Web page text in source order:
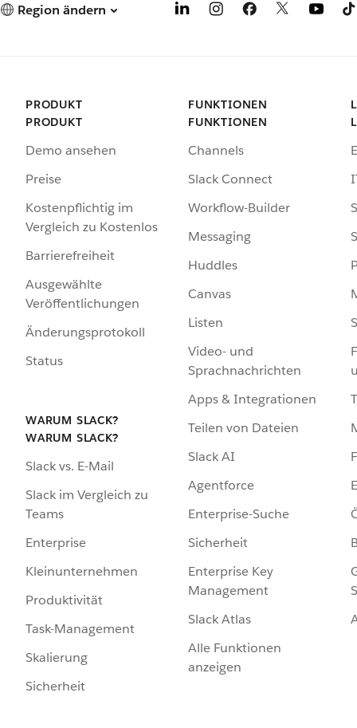
Region ändern
PRODUKT
PRODUKT
Demo ansehen
Preise
Kostenpflichtig im
Vergleich zu Kostenlos
Barrierefreiheit
Ausgewählte
Veröffentlichungen
Änderungsprotokoll
Status
WARUM SLACK?
WARUM SLACK?
Slack vs. E-Mail
Slack im Vergleich zu
Teams
Enterprise
Kleinunternehmen
Produktivität
Task-Management
Skalierung
Sicherheit
FUNKTIONEN
FUNKTIONEN
Channels
Slack Connect
Workflow-Builder
Messaging
Huddles
Canvas
Listen
Video- und
Sprachnachrichten
Apps & Integrationen
Teilen von Dateien
Slack AI
Agentforce
Enterprise-Suche
Sicherheit
Enterprise Key
Management
Slack Atlas
Alle Funktionen
anzeigen